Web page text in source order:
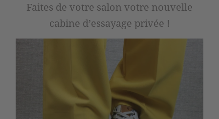
Faites de votre salon votre nouvelle
cabine d’essayage privée !